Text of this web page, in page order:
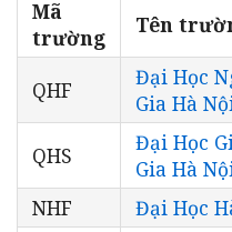
Mã
trường
Tên
QHF
Đại Học
Gia Hà
QHS
Đại Học
Gia Hà
NHF
Đại Học